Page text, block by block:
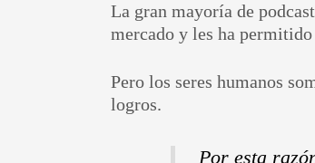
La gran mayoría de
mercado y les ha
Pero los seres humanos
logros.
Por esta